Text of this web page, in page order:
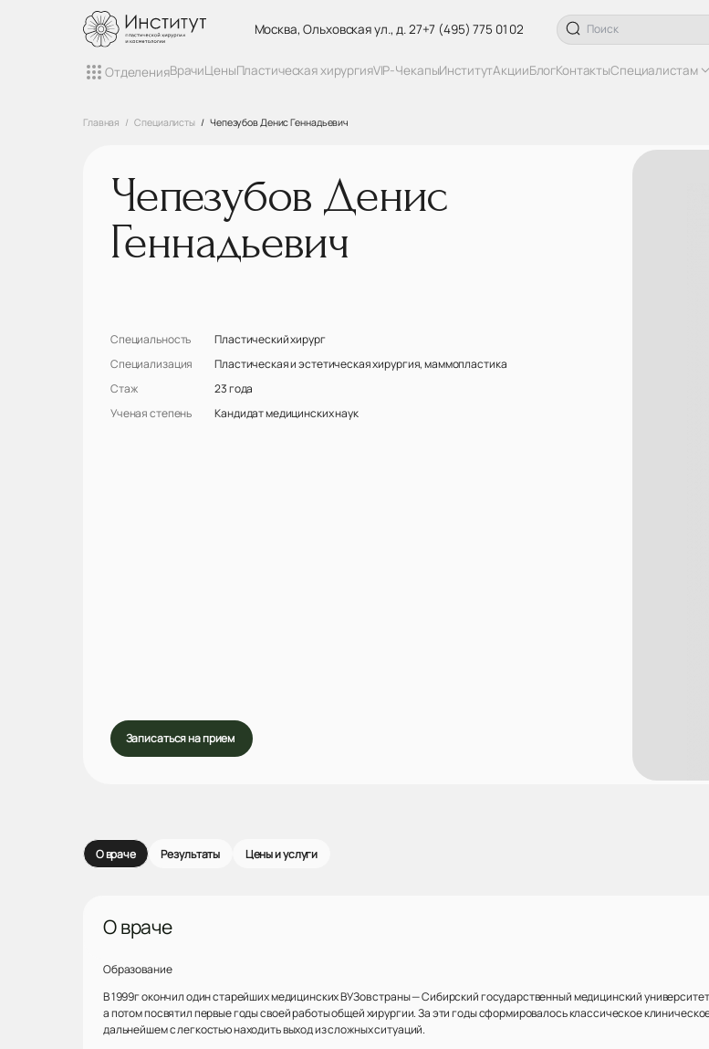
Москва, Ольховская ул., д. 27+7 (495) 775 01 02
ОтделенияВрачиЦеныПластическая хирургияVIP-ЧекапыИнститутАкцииБлогКонтактыСпециалистам
Главная Специалисты Чепезубов Денис Геннадьевич
Чепезубов Денис
Геннадьевич
Специальность
Пластический хирург
Специализация
Пластическая и эстетическая хирургия, маммопластика
Стаж
23 года
Ученая степень
Кандидат медицинских наук
Записаться на прием
О враче Результаты Цены и услуги
О враче
Образование
В 1999г окончил один старейших медицинских ВУЗов страны — Сибирский государственный медицинский
а потом посвятил первые годы своей работы общей хирургии. За эти годы сформировалось классическое
дальнейшем с легкостью находить выход из сложных ситуаций.